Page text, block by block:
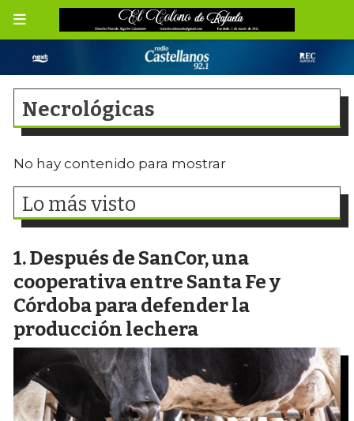
Necrológicas
No hay contenido para mostrar
Lo más visto
Después de SanCor, una
cooperativa entre Santa Fe y
Córdoba para defender la
producción lechera